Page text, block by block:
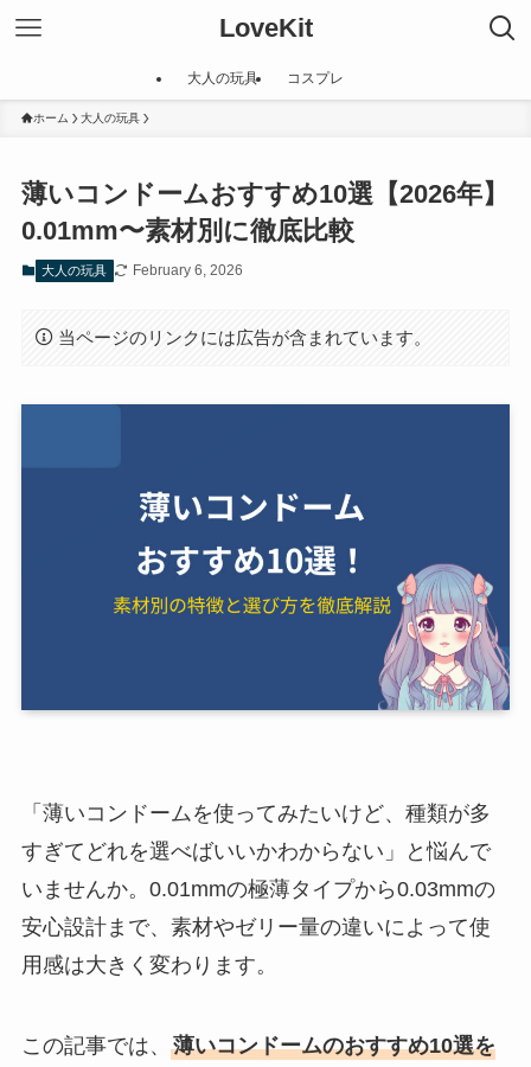
LoveKit
大人の玩具 コスプレ
ホーム 大人の玩具
薄いコンドームおすすめ10選【2026年】
0.01mm〜素材別に徹底比較
大人の玩具 February 6, 2026
当ページのリンクには広告が含まれています。
「薄いコンドームを使ってみたいけど、種類が多
すぎてどれを選べばいいかわからない」と悩んで
いませんか。0.01mmの極薄タイプから0.03mmの
安心設計まで、素材やゼリー量の違いによって使
用感は大きく変わります。
この記事では、 薄いコンドームのおすすめ10選を